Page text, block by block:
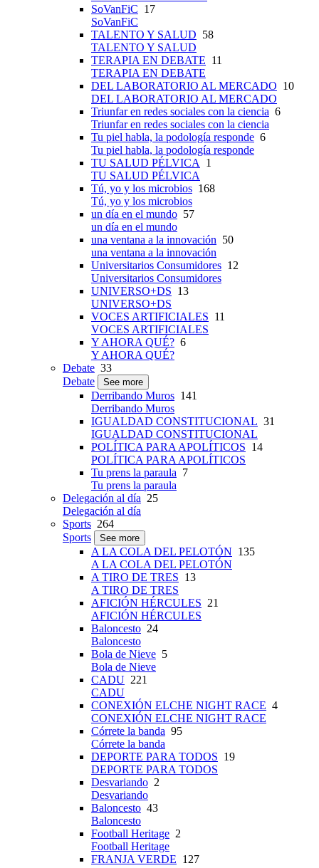
SoVanFiC 17
SoVanFiC
TALENTO Y SALUD 58
TALENTO Y SALUD
TERAPIA EN DEBATE 11
TERAPIA EN DEBATE
DEL LABORATORIO AL MERCADO 10
DEL LABORATORIO AL MERCADO
Triunfar en redes sociales con la ciencia 6
Triunfar en redes sociales con la ciencia
Tu piel habla, la podología responde 6
Tu piel habla, la podología responde
TU SALUD PÉLVICA
1
TU SALUD PÉLVICA
Tú, yo y los microbios 168
Tú, yo y los microbios
un día en el mundo 57
un día en el mundo
una ventana a la innovación 50
una ventana a la innovación
Universitarios Consumidores 12
Universitarios Consumidores
UNIVERSO+DS 13
UNIVERSO+DS
VOCES ARTIFICIALES 11
VOCES ARTIFICIALES
Y AHORA QUÉ? 6
Y AHORA QUÉ?
Debate 33
Debate
See more
Derribando Muros 141
Derribando Muros
IGUALDAD CONSTITUCIONAL 31
IGUALDAD CONSTITUCIONAL
POLÍTICA PARA APOLÍTICOS 14
POLÍTICA PARA APOLÍTICOS
Tu prens la paraula 7
Tu prens la paraula
Delegación al día 25
Delegación al día
Sports 264
Sports
See more
A LA COLA DEL PELOTÓN 135
A LA COLA DEL PELOTÓN
A TIRO DE TRES 13
A TIRO DE TRES
AFICIÓN HÉRCULES 21
AFICIÓN HÉRCULES
Baloncesto 24
Baloncesto
Bola de Nieve 5
Bola de Nieve
CADU 221
CADU
CONEXIÓN ELCHE NIGHT RACE 4
CONEXIÓN ELCHE NIGHT RACE
Córrete la banda 95
Córrete la banda
DEPORTE PARA TODOS 19
DEPORTE PARA TODOS
Desvariando 2
Desvariando
Baloncesto 43
Baloncesto
Football Heritage 2
Football Heritage
FRANJA VERDE 127